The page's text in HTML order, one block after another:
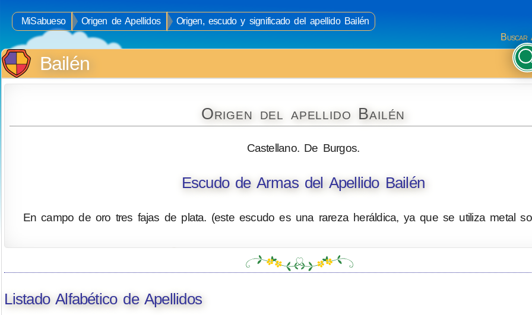
MiSabueso Origen de Apellidos
Origen, escudo y significado del apellido Bailén
Buscar
Bailén
Origen del apellido Bailén
Castellano. De Burgos.
Escudo de Armas del Apellido Bailén
En campo de oro tres fajas de plata. (este escudo es una rareza heráldica, ya que se utiliza metal
Listado Alfabético de Apellidos